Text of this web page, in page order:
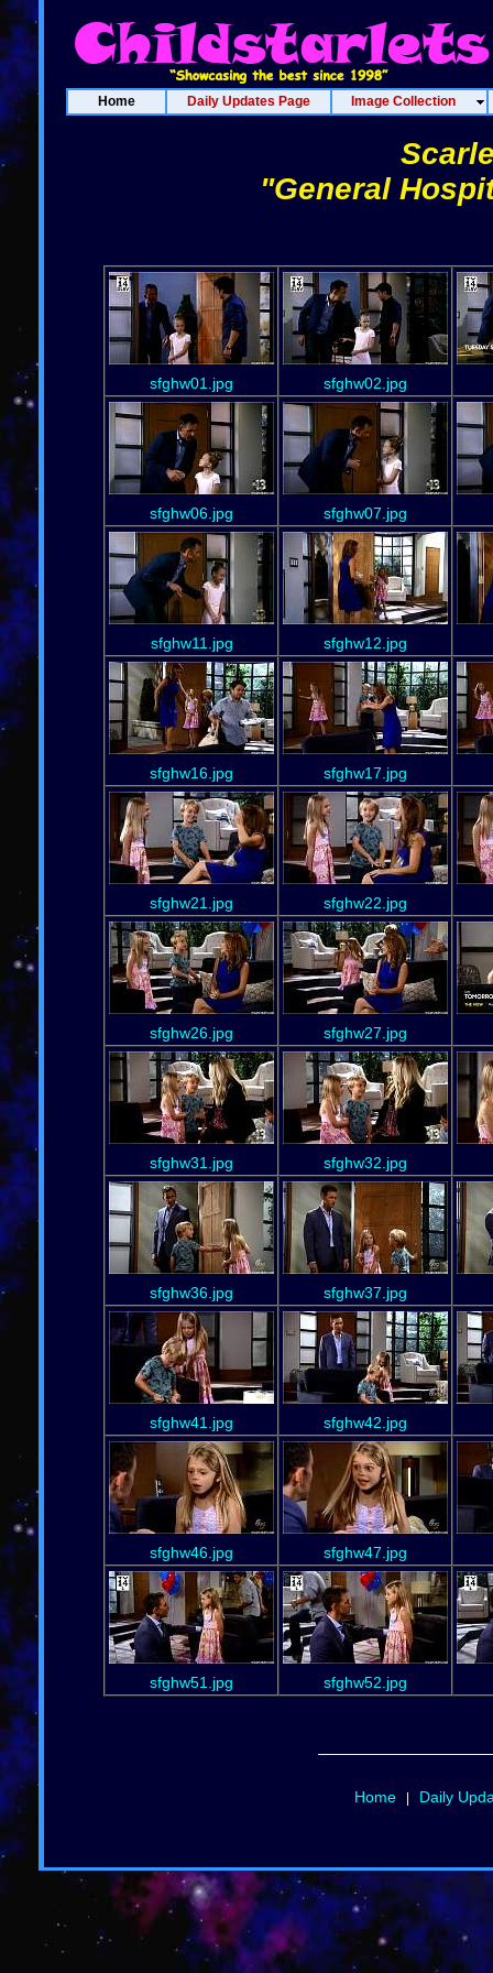
Home Daily Updates Page Image Collection
"General
sfghw01.jpg sfghw02.jpg
sfghw06.jpg sfghw07.jpg
sfghw11.jpg sfghw12.jpg
sfghw16.jpg sfghw17.jpg
sfghw21.jpg sfghw22.jpg
sfghw26.jpg sfghw27.jpg
sfghw31.jpg sfghw32.jpg
sfghw36.jpg sfghw37.jpg
sfghw41.jpg sfghw42.jpg
sfghw46.jpg sfghw47.jpg
sfghw51.jpg sfghw52.jpg
Home| Daily